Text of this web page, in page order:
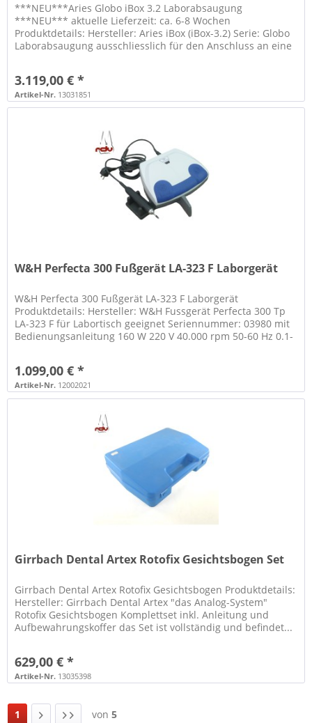
***NEU***Aries Globo iBox 3.2 Laborabsaugung
***NEU*** aktuelle Lieferzeit: ca. 6-8 Wochen
Produktdetails: Hersteller: Aries iBox (iBox-3.2) Serie: Globo
Laborabsaugung ausschliesslich für den Anschluss an eine
3.119,00 € *
Artikel-Nr. 13031851
W&H Perfecta 300 Fußgerät LA-323 F Laborgerät
W&H Perfecta 300 Fußgerät LA-323 F Laborgerät
Produktdetails: Hersteller: W&H Fussgerät Perfecta 300 Tp
LA-323 F für Labortisch geeignet Seriennummer: 03980 mit
Bedienungsanleitung 160 W 220 V 40.000 rpm 50-60 Hz 0.1-
1.099,00 € *
Artikel-Nr. 12002021
Girrbach Dental Artex Rotofix Gesichtsbogen Set
Girrbach Dental Artex Rotofix Gesichtsbogen Produktdetails:
Hersteller: Girrbach Dental Artex "das Analog-System"
Rotofix Gesichtsbogen Komplettset inkl. Anleitung und
Aufbewahrungskoffer das Set ist vollständig und befindet...
629,00 € *
Artikel-Nr. 13035398
1 von 5